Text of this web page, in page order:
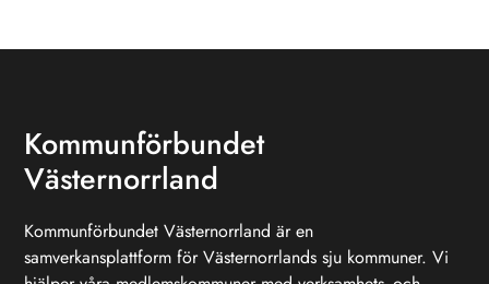
Kommunförbundet
Västernorrland
Kommunförbundet Västernorrland är en
samverkansplattform för Västernorrlands sju kommuner. Vi